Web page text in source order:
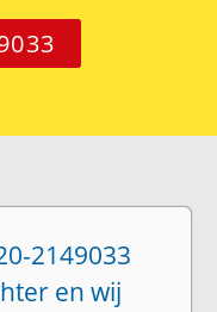
2149033
en wij